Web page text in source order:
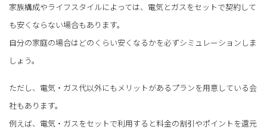
家族構成やライフスタイルによっては、電気とガスをセットで契約して
も安くならない場合もあります。
自分の家庭の場合はどのくらい安くなるかを必ずシミュレーションしま
しょう。
ただし、電気・ガス代以外にもメリットがあるプランを用意している会
社もあります。
例えば、電気・ガスをセットで利用すると料金の割引やポイントを還元